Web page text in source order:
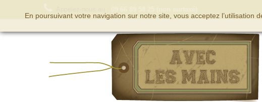
En poursuivant votre navigation sur notre site, vous acceptez